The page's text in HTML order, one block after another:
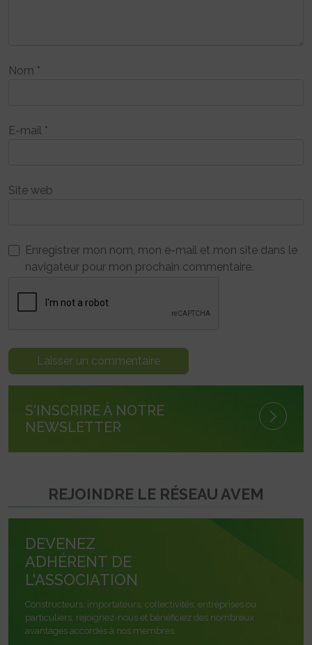
Nom *
E-mail *
Site web
Enregistrer mon nom, mon e-mail et mon site dans le
navigateur pour mon prochain commentaire.
S'INSCRIRE À NOTRE
NEWSLETTER
REJOINDRE LE RÉSEAU AVEM
DEVENEZ
ADHÉRENT DE
L'ASSOCIATION
Constructeurs, importateurs, collectivités, entreprises ou
particuliers, rejoignez-nous et bénéficiez des nombreux
avantages accordés à nos membres.